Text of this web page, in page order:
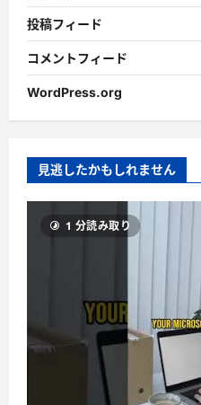
投稿フィード
コメントフィード
WordPress.org
見逃したかもしれません
1 分読み取り